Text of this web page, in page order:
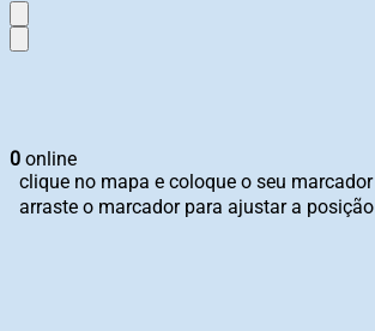
0 online
clique no mapa e coloque o seu marcador
arraste o marcador para ajustar a posição